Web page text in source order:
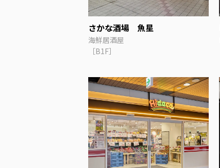
さかな酒場 魚星
海鮮居酒屋
［B1F］